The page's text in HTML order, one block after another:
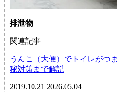
排泄物
関連記事
うんこ（大便）でトイレがつ
秘対策まで解説
2019.10.21 2026.05.04